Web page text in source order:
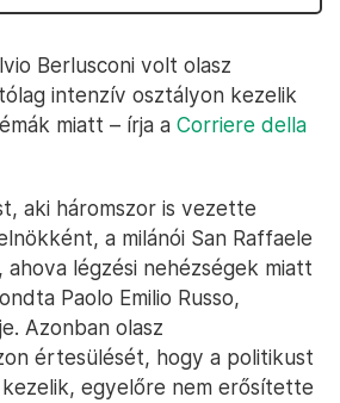
Berlusconi volt olasz
intenzív osztályon kezelik
miatt – írja a Corriere della
aki háromszor is vezette
a milánói San Raffaele
ahova légzési nehézségek miatt
Paolo Emilio Russo,
Azonban olasz
értesülését, hogy a politikust
egyelőre nem erősítette